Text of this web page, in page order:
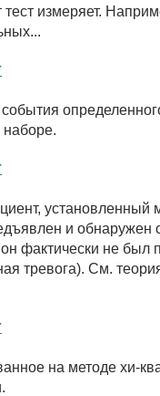
тест измеряет.
установленный
и обнаружен
фактически не был
тревога). См.
на методе хи-